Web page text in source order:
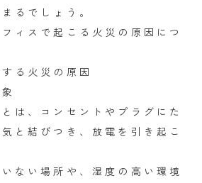
るでしょう。
ィスで起こる火災の原因につ
る火災の原因
は、コンセントやプラグにた
と結びつき、放電を引き起こ
ない場所や、湿度の高い環境